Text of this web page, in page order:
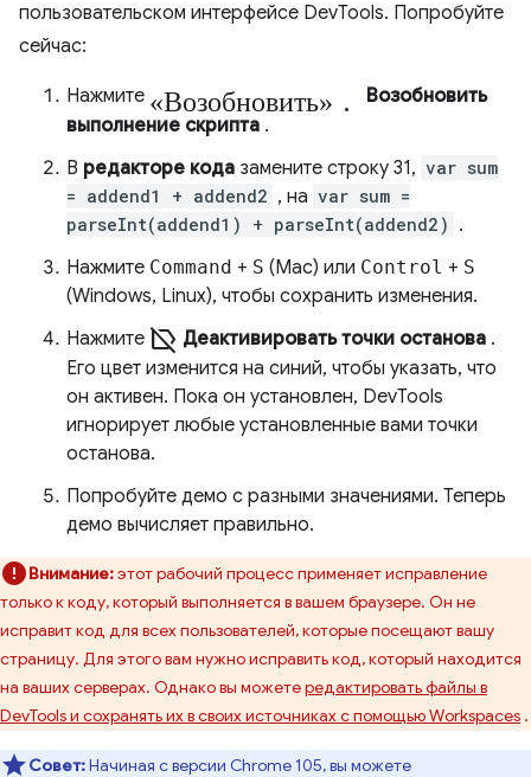
пользовательском интерфейсе DevTools. Попробуйте
сейчас:
Нажмите «Возобновить».
Возобновить
выполнение скрипта .
В редакторе кода замените строку 31, var sum
= addend1 + addend2 , на var sum =
parseInt(addend1) + parseInt(addend2) .
Нажмите Command + S (Mac) или Control + S
(Windows, Linux), чтобы сохранить изменения.
Нажмите label_off Деактивировать точки останова .
Его цвет изменится на синий, чтобы указать, что
он активен. Пока он установлен, DevTools
игнорирует любые установленные вами точки
останова.
Попробуйте демо с разными значениями. Теперь
демо вычисляет правильно.
Внимание:этот рабочий процесс применяет исправление
только к коду, который выполняется в вашем браузере. Он не
исправит код для всех пользователей, которые посещают вашу
страницу. Для этого вам нужно исправить код, который находится
на ваших серверах. Однако вы можетередактировать файлы в
DevTools и сохранять их в своих источниках с помощью Workspaces .
Совет:Начиная с версии Chrome 105, вы можете